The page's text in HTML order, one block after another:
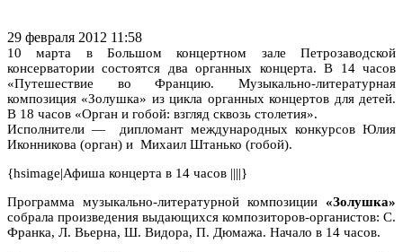
29 февраля 2012 11:58
10 марта в Большом концертном зале Петрозаводской
консерватории состоятся два органных концерта. В 14 часов
«Путешествие во Францию. Музыкально-литературная
композиция «Золушка» из цикла органных концертов для детей.
В 18 часов «Орган и гобой: взгляд сквозь столетия».
Исполнители — дипломант международных конкурсов Юлия
Иконникова (орган) и Михаил Штанько (гобой).
{hsimage|Афиша концерта в 14 часов ||||}
Программа музыкально-литературной композиции «Золушка»
собрала произведения выдающихся композиторов-органистов: С.
Франка, Л. Вьерна, Ш. Видора, П. Дюмажа. Начало в 14 часов.